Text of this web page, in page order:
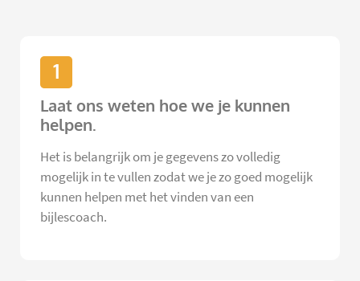
1
Laat ons weten hoe we je kunnen
helpen.
Het is belangrijk om je gegevens zo volledig
mogelijk in te vullen zodat we je zo goed mogelijk
kunnen helpen met het vinden van een
bijlescoach.